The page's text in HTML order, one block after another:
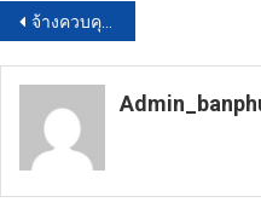
แนะแนว
เรื่อง
จ้างควบคุมงานปรับปรุงหน่วยทันตกรรม อาคาร 3 ชั้น 3 ตำบลบางตลาด อำเภอปากเกร็ด จังหวัดนนทบุรี จำนวน 1 งาน โดยวิธีประกาศเชิญชวนทั่วไป